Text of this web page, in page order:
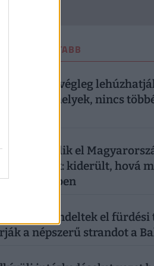
ennyi volt: végleg
a balatoni helyek, nincs
kerülik el
turisták: kiderült, hová
szívesebben
helyen rendeltek el
a népszerű strandot a